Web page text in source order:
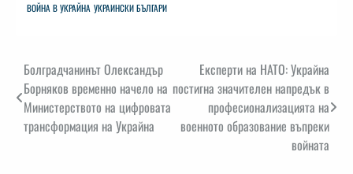
ВОЙНА В УКРАЙНА УКРАИНСКИ БЪЛГАРИ
Навигация
Болградчанинът Олександър
Борняков временно начело на
Министерството на цифровата
трансформация на Украйна
Експерти на НАТО: Украйна
постигна значителен напредък в
професионализацията на
военното образование въпреки
войната